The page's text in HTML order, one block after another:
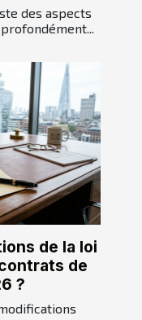
des aspects
de la loi
de
?